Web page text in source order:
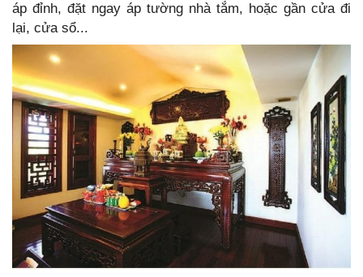
áp đỉnh, đặt ngay áp tường nhà tắm, hoặc gần cửa đi
lại, cửa sổ...